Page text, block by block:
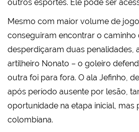
outros esportes. Ele pode ser
Mesmo com maior volume de
conseguiram encontrar o caminho
desperdiçaram duas penalidades,
artilheiro Nonato – o goleiro
outra foi para fora. O ala Jefinho,
após período ausente por lesão,
oportunidade na etapa inicial, mas
colombiana.